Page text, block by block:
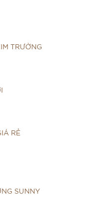
TRƯỜNG
RẺ
SUNNY